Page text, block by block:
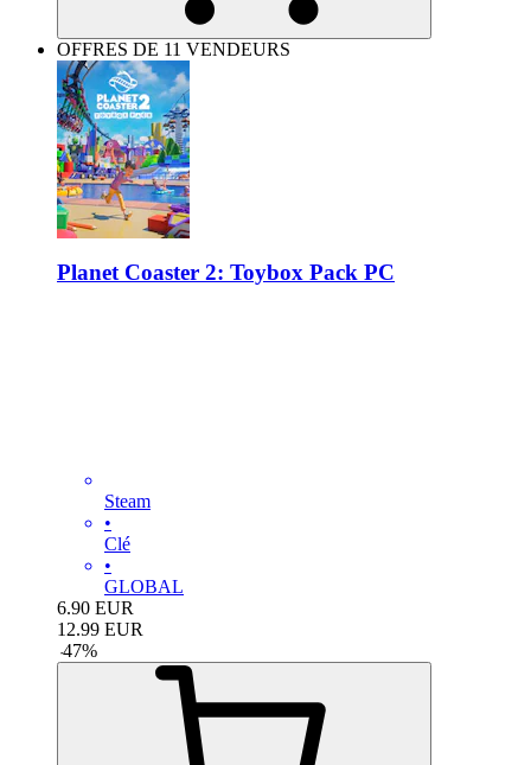
OFFRES DE 11 VENDEURS
Planet Coaster 2: Toybox Pack PC
Steam
•
Clé
•
GLOBAL
6.90 EUR
12.99 EUR
-47%